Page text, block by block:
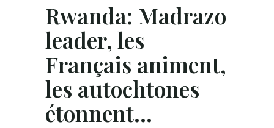
Rwanda: Madrazo
leader, les
Français animent,
les autochtones
étonnent…